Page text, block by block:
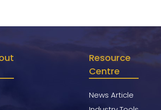
Resource
Centre
News Article